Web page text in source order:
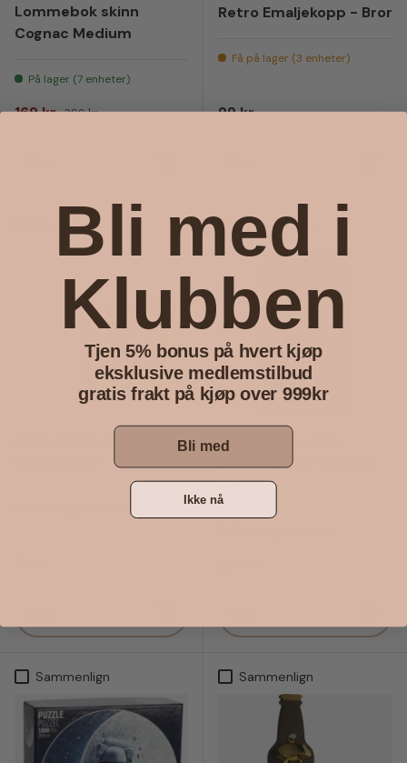
Lommebok skinn
Cognac Medium
På lager (7 enheter)
Salgspris
169 kr Vanlig pris
399 kr
Retro Emaljekopp - Bror
Få på lager (3 enheter)
Vanlig pris
99 kr
Sammenlign Sammenlign
Manchester City
badehåndkle 140x70
cm
Sammenlign Sammenlign
Bli med i
Klubben
Tjen 5% bonus på hvert kjøp
eksklusive medlemstilbud
gratis frakt på kjøp over 999kr
Bli med
Ikke nå